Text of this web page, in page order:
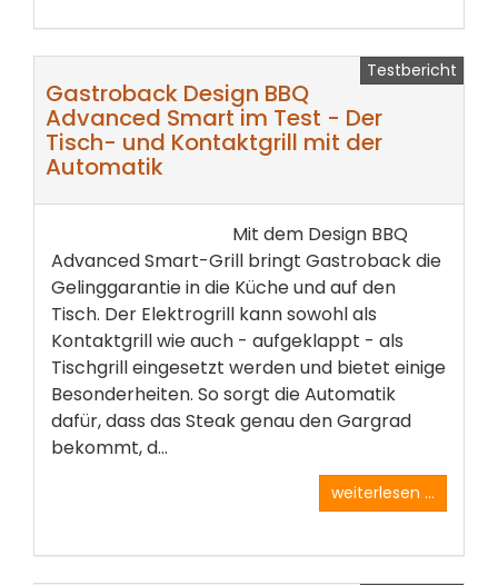
Testbericht
Gastroback Design BBQ
Advanced Smart im Test - Der
Tisch- und Kontaktgrill mit der
Automatik
Mit dem Design BBQ
Advanced Smart-Grill bringt Gastroback die
Gelinggarantie in die Küche und auf den
Tisch. Der Elektrogrill kann sowohl als
Kontaktgrill wie auch - aufgeklappt - als
Tischgrill eingesetzt werden und bietet einige
Besonderheiten. So sorgt die Automatik
dafür, dass das Steak genau den Gargrad
bekommt, d...
weiterlesen ...